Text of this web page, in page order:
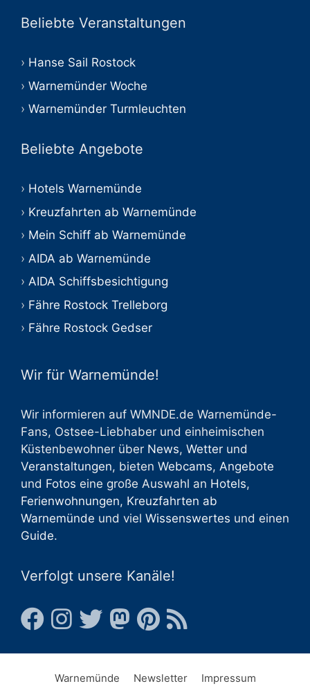
Beliebte Veranstaltungen
Hanse Sail Rostock
Warnemünder Woche
Warnemünder Turmleuchten
Beliebte Angebote
Hotels Warnemünde
Kreuzfahrten ab Warnemünde
Mein Schiff ab Warnemünde
AIDA ab Warnemünde
AIDA Schiffsbesichtigung
Fähre Rostock Trelleborg
Fähre Rostock Gedser
Wir für Warnemünde!
Wir informieren auf WMNDE.de Warnemünde-
Fans, Ostsee-Liebhaber und einheimischen
Küstenbewohner über News, Wetter und
Veranstaltungen, bieten Webcams, Angebote
und Fotos eine große Auswahl an Hotels,
Ferienwohnungen, Kreuzfahrten ab
Warnemünde und viel Wissenswertes und einen
Guide.
Verfolgt unsere Kanäle!
Warnemünde Newsletter Impressum